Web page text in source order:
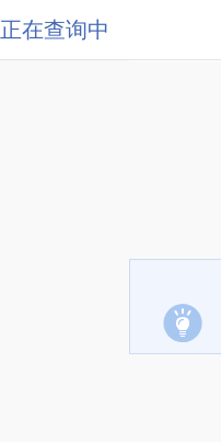
正在查询中